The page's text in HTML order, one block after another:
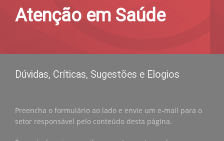
Atenção em Saúde
Dúvidas, Críticas, Sugestões e Elogios
Preencha o formulário ao lado e envie um e-mail para o
setor responsável pelo conteúdo desta página.